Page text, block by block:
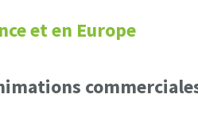
et en Europe